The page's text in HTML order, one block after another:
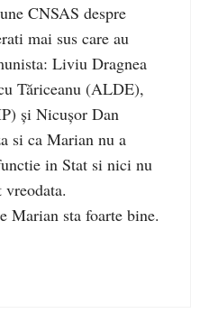
CNSAS despre
mai sus care au
Liviu Dragnea
Tăriceanu (ALDE),
și Nicușor Dan
si ca Marian nu a
in Stat si nici nu
Marian sta foarte bine.